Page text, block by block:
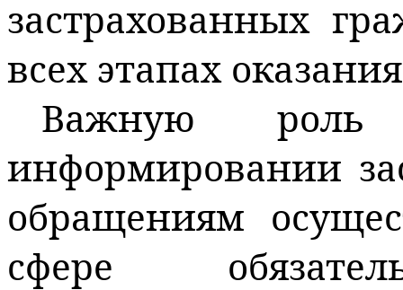
застрахованных
всех этапах
Важную роль
информировании
обращениям
сфере